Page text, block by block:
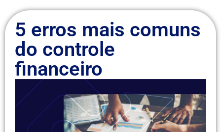
5 erros mais comuns
do controle
financeiro